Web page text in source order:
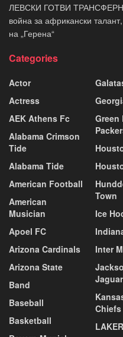
ЛЕВСКИ ГОТВИ
война за африкански
на „Герена“
Categories
Actor
Actress
AEK Athens Fc
Alabama Crimson
Tide
Alabama Tide
American Football
American
Musician
Apoel FC
Arizona Cardinals
Arizona State
Band
Baseball
Basketball
Green
Town
Ice
Inter
Chiefs